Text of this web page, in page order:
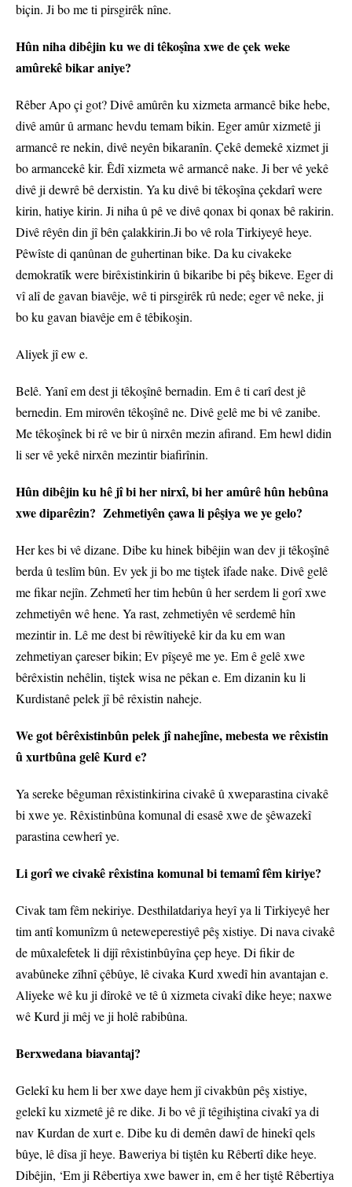
biçin. Ji bo me ti pirsgirêk nîne.
Hûn niha dibêjin ku we di têkoşîna xwe de çek weke
amûrekê bikar aniye?
Rêber Apo çi got? Divê amûrên ku xizmeta armancê bike hebe,
divê amûr û armanc hevdu temam bikin. Eger amûr xizmetê ji
armancê re nekin, divê neyên bikaranîn. Çekê demekê xizmet ji
bo armancekê kir. Êdî xizmeta wê armancê nake. Ji ber vê yekê
divê ji dewrê bê derxistin. Ya ku divê bi têkoşîna çekdarî were
kirin, hatiye kirin. Ji niha û pê ve divê qonax bi qonax bê rakirin.
Divê rêyên din jî bên çalakkirin.Ji bo vê rola Tirkiyeyê heye.
Pêwîste di qanûnan de guhertinan bike. Da ku civakeke
demokratîk were birêxistinkirin û bikaribe bi pêş bikeve. Eger di
vî alî de gavan biavêje, wê ti pirsgirêk rû nede; eger vê neke, ji
bo ku gavan biavêje em ê têbikoşin.
Aliyek jî ew e.
Belê. Yanî em dest ji têkoşînê bernadin. Em ê ti carî dest jê
bernedin. Em mirovên têkoşînê ne. Divê gelê me bi vê zanibe.
Me têkoşînek bi rê ve bir û nirxên mezin afirand. Em hewl didin
li ser vê yekê nirxên mezintir biafirînin.
Hûn dibêjin ku hê jî bi her nirxî, bi her amûrê hûn hebûna
xwe diparêzin? Zehmetiyên çawa li pêşiya we ye gelo?
Her kes bi vê dizane. Dibe ku hinek bibêjin wan dev ji têkoşînê
berda û teslîm bûn. Ev yek ji bo me tiştek îfade nake. Divê gelê
me fikar nejîn. Zehmetî her tim hebûn û her serdem li gorî xwe
zehmetiyên wê hene. Ya rast, zehmetiyên vê serdemê hîn
mezintir in. Lê me dest bi rêwîtiyekê kir da ku em wan
zehmetiyan çareser bikin; Ev pîşeyê me ye. Em ê gelê xwe
bêrêxistin nehêlin, tiştek wisa ne pêkan e. Em dizanin ku li
Kurdistanê pelek jî bê rêxistin naheje.
We got bêrêxistinbûn pelek jî nahejîne, mebesta we rêxistin
û xurtbûna gelê Kurd e?
Ya sereke bêguman rêxistinkirina civakê û xweparastina civakê
bi xwe ye. Rêxistinbûna komunal di esasê xwe de şêwazekî
parastina cewherî ye.
Li gorî we civakê rêxistina komunal bi temamî fêm kiriye?
Civak tam fêm nekiriye. Desthilatdariya heyî ya li Tirkiyeyê her
tim antî komunîzm û neteweperestiyê pêş xistiye. Di nava civakê
de mûxalefetek li dijî rêxistinbûyîna çep heye. Di fikir de
avabûneke zîhnî çêbûye, lê civaka Kurd xwedî hin avantajan e.
Aliyeke wê ku ji dîrokê ve tê û xizmeta civakî dike heye; naxwe
wê Kurd ji mêj ve ji holê rabibûna.
Berxwedana biavantaj?
Gelekî ku hem li ber xwe daye hem jî civakbûn pêş xistiye,
gelekî ku xizmetê jê re dike. Ji bo vê jî têgihiştina civakî ya di
nav Kurdan de xurt e. Dibe ku di demên dawî de hinekî qels
bûye, lê dîsa jî heye. Baweriya bi tiştên ku Rêbertî dike heye.
Dibêjin, ‘Em ji Rêbertiya xwe bawer in, em ê her tiştê Rêbertiya